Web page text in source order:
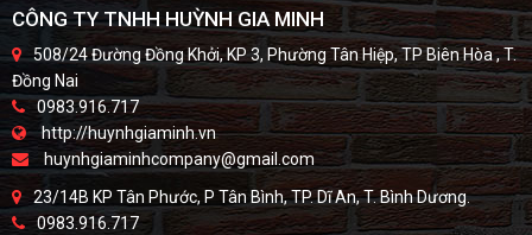
CÔNG TY TNHH HUỲNH GIA MINH
508/24 Đường Đồng Khởi, KP 3, Phường Tân Hiệp, TP Biên Hòa , T.
Đồng Nai
0983.916.717
http://huynhgiaminh.vn
huynhgiaminhcompany@gmail.com
23/14B KP Tân Phước, P Tân Bình, TP. Dĩ An, T. Bình Dương.
0983.916.717